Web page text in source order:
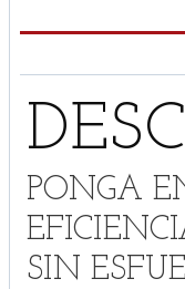
PONGA
SIN